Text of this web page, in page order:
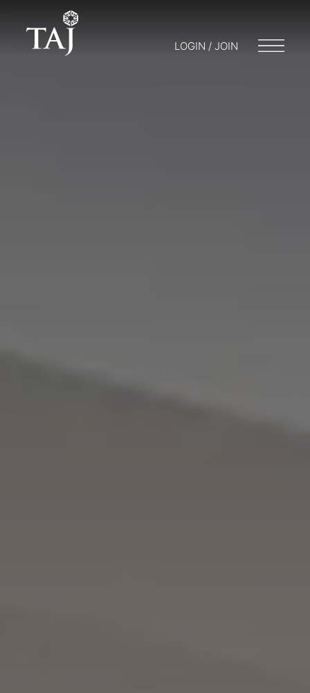
LOGIN / JOIN